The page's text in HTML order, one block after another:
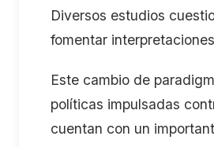
Diversos estudios
fomentar
Este cambio de
políticas impulsadas
cuentan con un